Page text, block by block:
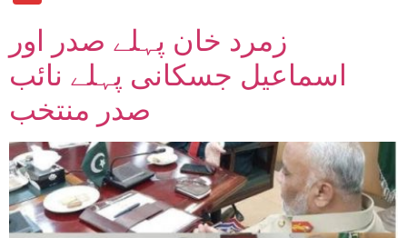
زمرد خان پہلے صدر اور
اسماعیل جسکانی پہلے نائب
صدر منتخب